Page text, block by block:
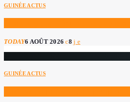
GUINÉE ACTUS
Conakry : la Pénurie de
TODAY6 AOÛT 2026 8
GUINÉE ACTUS
TikTok définitivement fermé en